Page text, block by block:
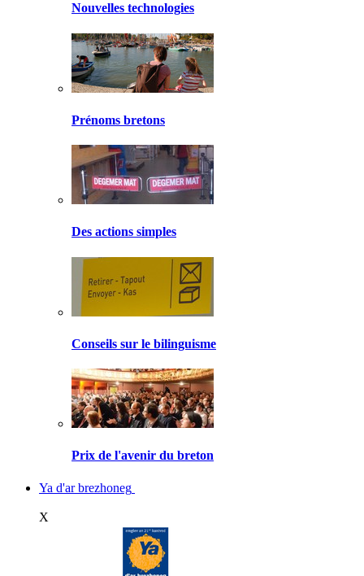
Nouvelles technologies
Prénoms bretons
Des actions simples
Conseils sur le bilinguisme
Prix de l'avenir du breton
Ya d'ar brezhoneg
X